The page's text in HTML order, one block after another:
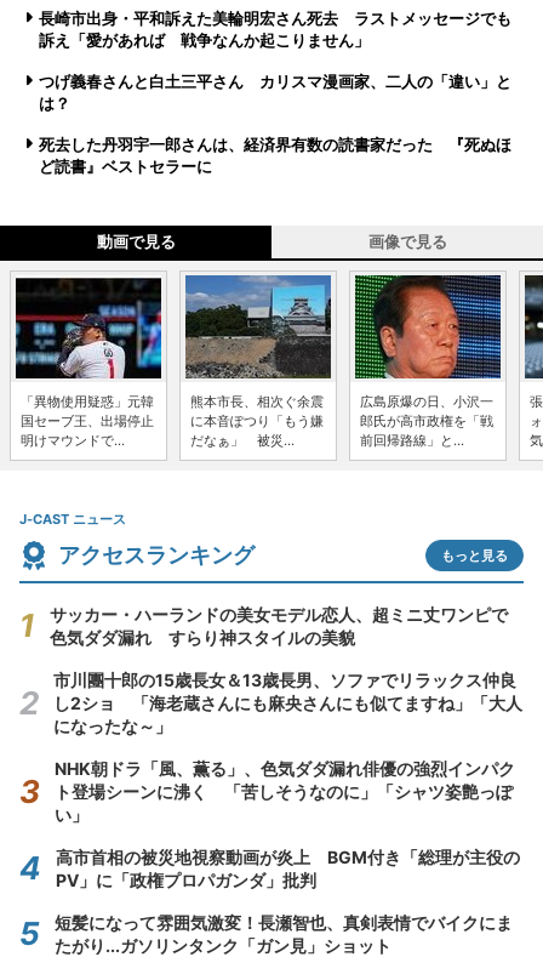
長崎市出身・平和訴えた美輪明宏さん死去 ラストメッセージでも
訴え「愛があれば 戦争なんか起こりません」
つげ義春さんと白土三平さん カリスマ漫画家、二人の「違い」と
は？
死去した丹羽宇一郎さんは、経済界有数の読書家だった 『死ぬほ
ど読書』ベストセラーに
動画で見る 画像で見る
「異物使用疑惑」元韓
国セーブ王、出場停止
明けマウンドで...
熊本市長、相次ぐ余震
に本音ぽつり「もう嫌
だなぁ」 被災...
広島原爆の日、小沢一
郎氏が高市政権を「戦
前回帰路線」と...
J-CAST ニュース
アクセスランキング もっと見る
サッカー・ハーランドの美女モデル恋人、超ミニ丈ワンピで
色気ダダ漏れ すらり神スタイルの美貌
市川團十郎の15歳長女＆13歳長男、ソファでリラックス仲良
し2ショ 「海老蔵さんにも麻央さんにも似てますね」「大人
になったな～」
NHK朝ドラ「風、薫る」、色気ダダ漏れ俳優の強烈インパク
ト登場シーンに沸く 「苦しそうなのに」「シャツ姿艶っぽ
い」
高市首相の被災地視察動画が炎上 BGM付き「総理が主役の
PV」に「政権プロパガンダ」批判
短髪になって雰囲気激変！長瀬智也、真剣表情でバイクにま
たがり...ガソリンタンク「ガン見」ショット